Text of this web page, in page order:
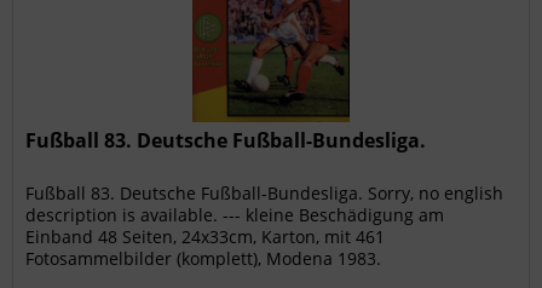
Fußball 83. Deutsche Fußball-Bundesliga.
Fußball 83. Deutsche Fußball-Bundesliga. Sorry, no english
description is available. --- kleine Beschädigung am
Einband 48 Seiten, 24x33cm, Karton, mit 461
Fotosammelbilder (komplett), Modena 1983.